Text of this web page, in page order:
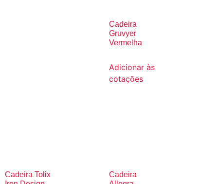
Cadeira
Gruvyer
Vermelha
Adicionar às
cotações
Cadeira Tolix
Cadeira